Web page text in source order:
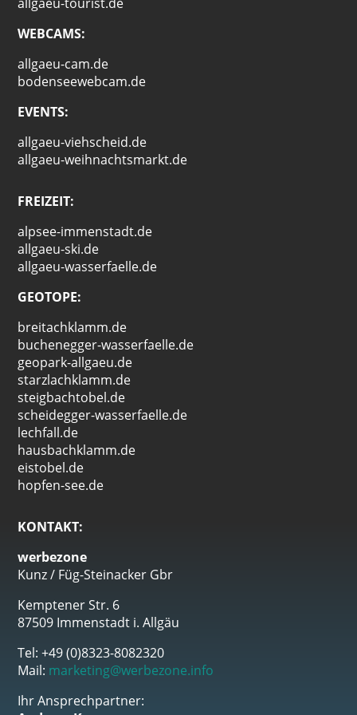
WEBCAMS:
allgaeu-cam.de
bodenseewebcam.de
EVENTS:
allgaeu-viehscheid.de
allgaeu-weihnachtsmarkt.de
FREIZEIT:
alpsee-immenstadt.de
allgaeu-ski.de
allgaeu-wasserfaelle.de
GEOTOPE:
breitachklamm.de
buchenegger-wasserfaelle.de
geopark-allgaeu.de
starzlachklamm.de
steigbachtobel.de
scheidegger-wasserfaelle.de
lechfall.de
hausbachklamm.de
eistobel.de
hopfen-see.de
KONTAKT:
werbezone
Kunz / Füg-Steinacker Gbr
Kemptener Str. 6
87509 Immenstadt i. Allgäu
Tel: +49 (0)8323-8082320
Mail: marketing@werbezone.info
Ihr Ansprechpartner: